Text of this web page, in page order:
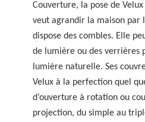
Couverture, la pose de Velux
veut agrandir la maison par
dispose des combles. Elle
de lumière ou des verrières
lumière naturelle. Ses
Velux à la perfection quel
d’ouverture à rotation ou
projection, du simple au